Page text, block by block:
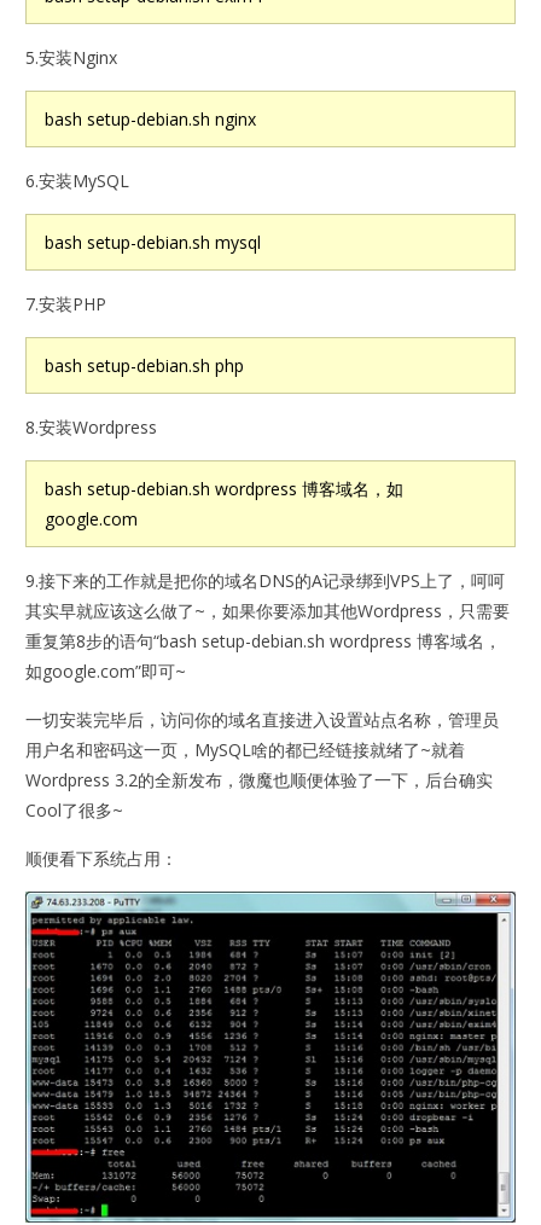
5.安装Nginx
bash setup-debian.sh nginx
6.安装MySQL
bash setup-debian.sh mysql
7.安装PHP
bash setup-debian.sh php
8.安装Wordpress
bash setup-debian.sh wordpress 博客域名，如
google.com
9.接下来的工作就是把你的域名DNS的A记录绑到VPS上了，呵呵
其实早就应该这么做了~，如果你要添加其他Wordpress，只需要
重复第8步的语句“bash setup-debian.sh wordpress 博客域名，
如google.com”即可~
一切安装完毕后，访问你的域名直接进入设置站点名称，管理员
用户名和密码这一页，MySQL啥的都已经链接就绪了~就着
Wordpress 3.2的全新发布，微魔也顺便体验了一下，后台确实
Cool了很多~
顺便看下系统占用：